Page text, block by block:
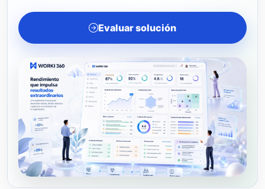
Evaluar solución